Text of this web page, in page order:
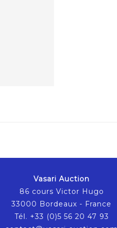
Vasari Auction
86 cours Victor Hugo
33000 Bordeaux - France
Tél. +33 (0)5 56 20 47 93